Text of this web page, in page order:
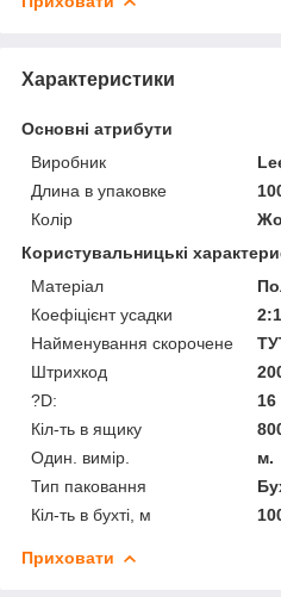
Характеристики
Основні атрибути
Виробник
Длина в упаковке
Колір
Користувальницькі
Матеріал
Коефіцієнт усадки
2:1
Найменування скорочене
Штрихкод
?D:
16
Кіл-ть в ящику
Один. вимір.
м.
Тип паковання
Кіл-ть в бухті, м
Приховати